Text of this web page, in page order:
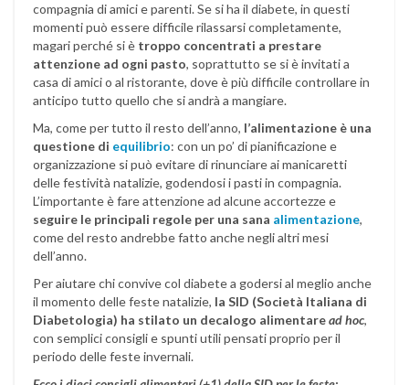
compagnia di amici e parenti. Se si ha il diabete, in questi
momenti può essere difficile rilassarsi completamente,
magari perché si è troppo concentrati a prestare
attenzione ad ogni pasto, soprattutto se si è invitati a
casa di amici o al ristorante, dove è più difficile controllare in
anticipo tutto quello che si andrà a mangiare.
Ma, come per tutto il resto dell’anno, l’alimentazione è una
questione di equilibrio: con un po’ di pianificazione e
organizzazione si può evitare di rinunciare ai manicaretti
delle festività natalizie, godendosi i pasti in compagnia.
L’importante è fare attenzione ad alcune accortezze e
seguire le principali regole per una sana alimentazione,
come del resto andrebbe fatto anche negli altri mesi
dell’anno.
Per aiutare chi convive col diabete a godersi al meglio anche
il momento delle feste natalizie, la SID (Società Italiana di
Diabetologia) ha stilato un decalogo alimentaread hoc,
con semplici consigli e spunti utili pensati proprio per il
periodo delle feste invernali.